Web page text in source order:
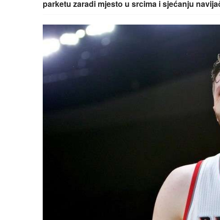
parketu zaradi mjesto u srcima i sjećanju